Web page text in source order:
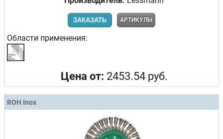
ЗАКАЗАТЬ АРТИКУЛЫ
Области применения:
Цена от: 2453.54 руб.
ROH Inox